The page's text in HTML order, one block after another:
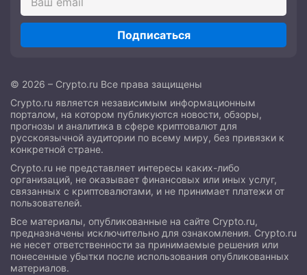
Подписаться
© 2026 – Crypto.ru Все права защищены
Crypto.ru является независимым информационным
порталом, на котором публикуются новости, обзоры,
прогнозы и аналитика в сфере криптовалют для
русскоязычной аудитории по всему миру, без привязки к
конкретной стране.
Crypto.ru не представляет интересы каких-либо
организаций, не оказывает финансовых или иных услуг,
связанных с криптовалютами, и не принимает платежи от
пользователей.
Все материалы, опубликованные на сайте Crypto.ru,
предназначены исключительно для ознакомления. Crypto.ru
не несет ответственности за принимаемые решения или
понесенные убытки после использования опубликованных
материалов.